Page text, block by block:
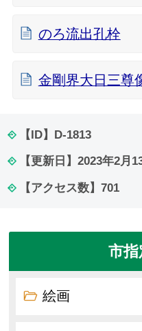
のろ流出孔栓
金剛界大日三尊
【ID】 D-1813
【更新日】 2023年2月
【アクセス数】 701
市
絵画